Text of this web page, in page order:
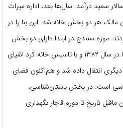
سعید درآمد. سال‌ها بعد، اداره میراث
هر دو بخش خانه شد. این بنا را در
کردند. موزه سنندج در ابتدا دارای دو بخش
باستان‌شناسی و مردم‌شناسی بود؛ اما در سال ۱۳۸۲ و با تاسیس خانه کرد اشیای
انتقال داده شد و هم‌اکنون فضای
است. در بخش باستان‌شناسی،
تاریخ تا دوره قاجار نگهداری